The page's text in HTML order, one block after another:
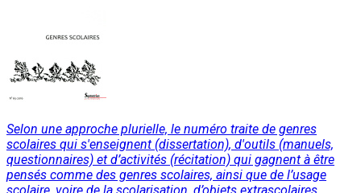
Selon une approche plurielle, le numéro traite de genres
scolaires qui s'enseignent (dissertation), d'outils (manuels,
questionnaires) et d’activités (récitation) qui gagnent à être
pensés comme des genres scolaires, ainsi que de l’usage